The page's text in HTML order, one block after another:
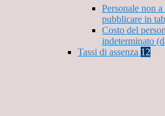
Personale non
pubblicare in
Costo del
indeterminato
Tassi di assenza 12